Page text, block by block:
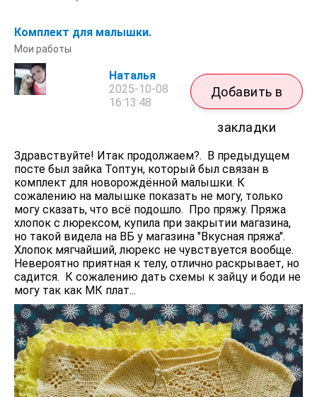
Комплект для малышки.
Мои работы
Наталья
2025-10-08
16:13:48
Добавить в
закладки
Здравствуйте! Итак продолжаем?. В предыдущем
посте был зайка Топтун, который был связан в
комплект для новорождённой малышки. К
сожалению на малышке показать не могу, только
могу сказать, что всё подошло. Про пряжу. Пряжа
хлопок с люрексом, купила при закрытии магазина,
но такой видела на ВБ у магазина "Вкусная пряжа".
Хлопок мягчайший, люрекс не чувствуется вообще.
Невероятно приятная к телу, отлично раскрывает, но
садится. К сожалению дать схемы к зайцу и боди не
могу так как МК плат...